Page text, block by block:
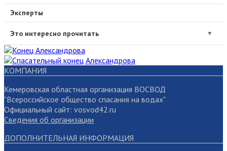
Эксперты
Это интересно прочитать ▼
КОМПАНИЯ
Кемеровская областная организация ВОСВОД
"Всероссийское общество спасания на водах"
Официальный сайт: vosvod42.ru
Сведения об организации
ДОПОЛНИТЕЛЬНАЯ ИНФОРМАЦИЯ